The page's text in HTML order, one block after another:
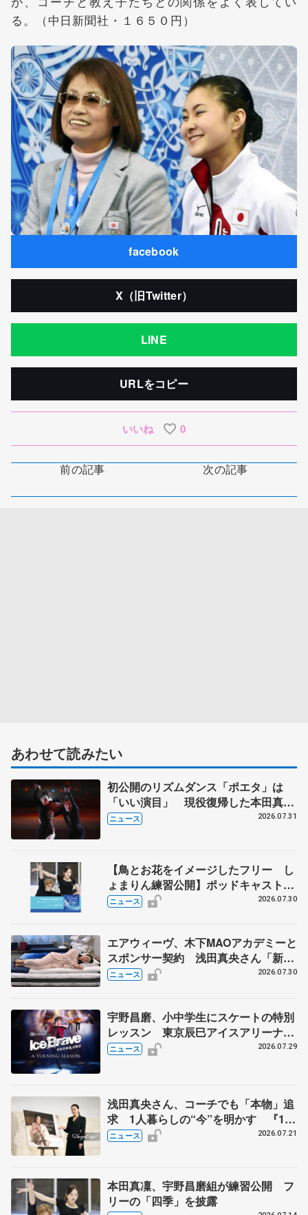
る。（中日新聞社・１６５０円）
facebook
X（旧Twitter）
LINE
URLをコピー
いいね 0
前の記事 次の記事
あわせて読みたい
初公開のリズムダンス「ポエタ」は
「いい演目」 現役復帰した本田真
凜、宇野昌磨組がアイスショー
ニュース 2026.07.31
【鳥とお花をイメージしたフリー し
ょまりん練習公開】ポッドキャスト
#75を配信
ニュース 2026.07.30
エアウィーヴ、木下MAOアカデミーと
スポンサー契約 浅田真央さん「新た
な挑戦にも寄り添っていただけること
ニュース 2026.07.30
宇野昌磨、小中学生にスケートの特別
レッスン 東京辰巳アイスアリーナ
で、「Ice Brave -A TURNING
ニュース 2026.07.29
浅田真央さん、コーチでも「本物」追
求 1人暮らしの“今”を明かす 『1秒
タオル』ホットマンのブランドアンバ
ニュース 2026.07.21
本田真凜、宇野昌磨組が練習公開 フ
リーの「四季」を披露